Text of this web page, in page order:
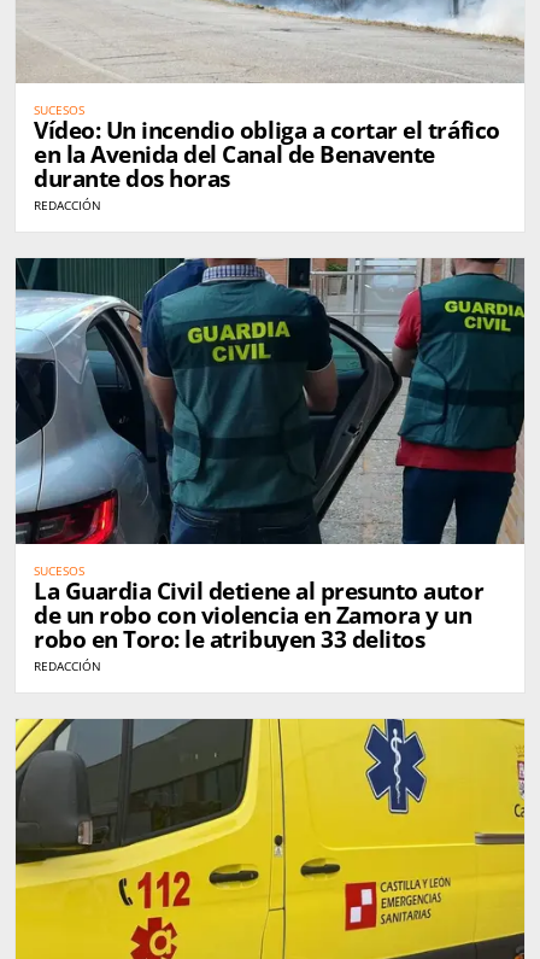
SUCESOS
Vídeo: Un incendio obliga a cortar el tráfico
en la Avenida del Canal de Benavente
durante dos horas
REDACCIÓN
SUCESOS
La Guardia Civil detiene al presunto autor
de un robo con violencia en Zamora y un
robo en Toro: le atribuyen 33 delitos
REDACCIÓN